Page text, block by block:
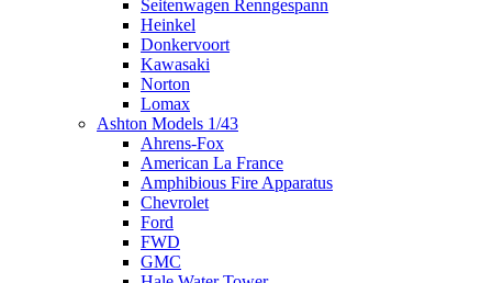
Seitenwagen Renngespann
Heinkel
Donkervoort
Kawasaki
Norton
Lomax
Ashton Models 1/43
Ahrens-Fox
American La France
Amphibious Fire Apparatus
Chevrolet
Ford
FWD
GMC